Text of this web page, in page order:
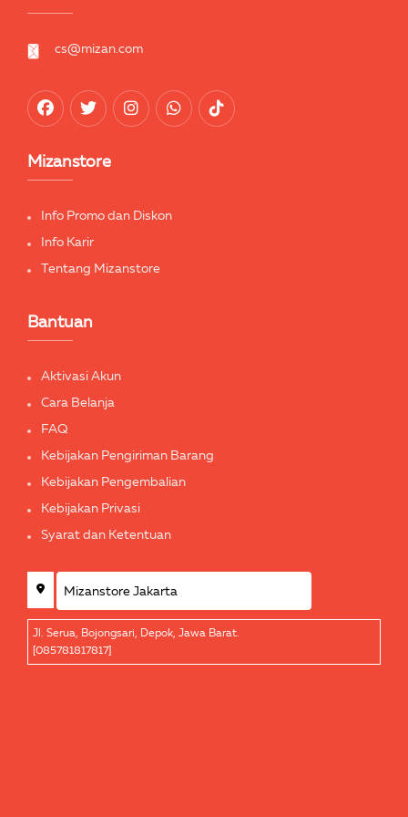
cs@mizan.com
Mizanstore
Info Promo dan Diskon
Info Karir
Tentang Mizanstore
Bantuan
Aktivasi Akun
Cara Belanja
FAQ
Kebijakan Pengiriman Barang
Kebijakan Pengembalian
Kebijakan Privasi
Syarat dan Ketentuan
Jl. Serua, Bojongsari, Depok, Jawa Barat.
[085781817817]